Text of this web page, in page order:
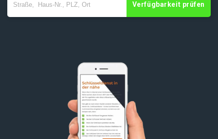
Verfügbarkeit prüfen